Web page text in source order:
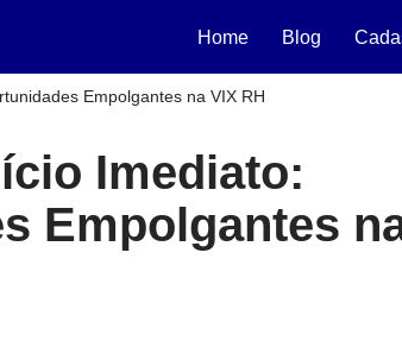
Home Blog
Empolgantes na VIX RH
Imediato:
Empolgantes